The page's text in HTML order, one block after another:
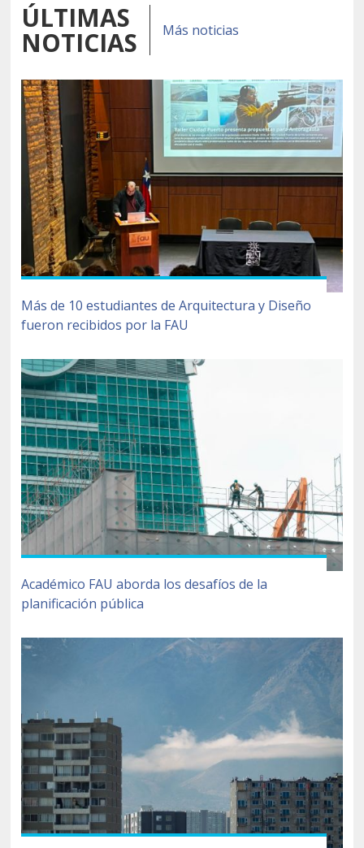
ÚLTIMAS
NOTICIAS Más noticias
Más de 10 estudiantes de Arquitectura y Diseño
fueron recibidos por la FAU
Académico FAU aborda los desafíos de la
planificación pública